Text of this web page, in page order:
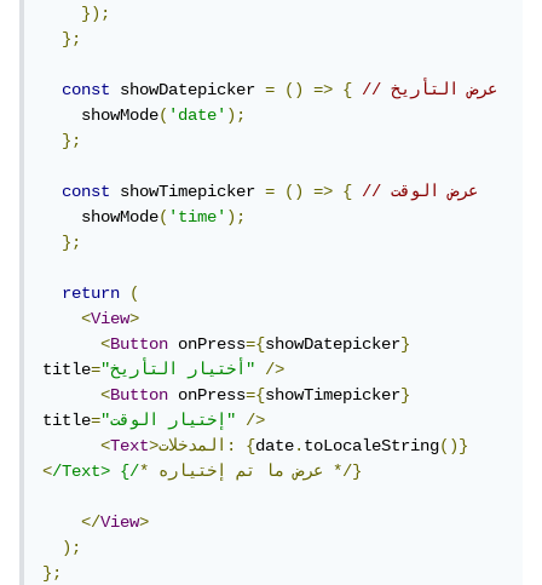
});
};
const showDatepicker = () => {
// عرض التأريخ
showMode('date');
};
const showTimepicker = () => {
// عرض الوقت
showMode('time');
};
return
(
<View>
<Button onPress={showDatepicker}
title= "أختيار التأريخ"
/>
<Button onPress={showTimepicker}
title= "إختيار الوقت"
/>
<Text >المدخلات: {date.toLocaleString()}
</Text> {/* عرض ما تم إختياره */}
</View>
);
};